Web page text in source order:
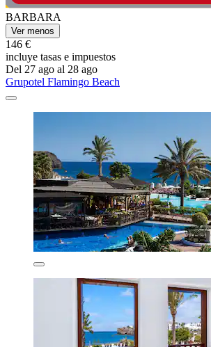
BARBARA
Ver menos
146 €
incluye tasas e impuestos
Del 27 ago al 28 ago
Grupotel Flamingo Beach